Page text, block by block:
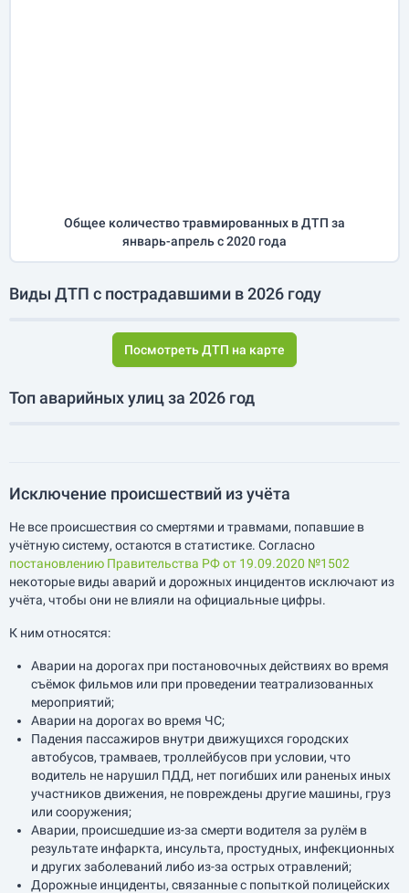
Общее количество травмированных в ДТП за
январь-апрельс 2020 года
Виды ДТП с пострадавшими в 2026 году
Посмотреть ДТП на карте
Топ аварийных улиц за 2026 год
Исключение происшествий из учёта
Не все происшествия со смертями и травмами, попавшие в
учётную систему, остаются в статистике. Согласно
постановлению Правительства РФ от 19.09.2020 №1502
некоторые виды аварий и дорожных инцидентов исключают из
учёта, чтобы они не влияли на официальные цифры.
К ним относятся:
Аварии на дорогах при постановочных действиях во время
съёмок фильмов или при проведении театрализованных
мероприятий;
Аварии на дорогах во время ЧС;
Падения пассажиров внутри движущихся городских
автобусов, трамваев, троллейбусов при условии, что
водитель не нарушил ПДД, нет погибших или раненых иных
участников движения, не повреждены другие машины, груз
или сооружения;
Аварии, происшедшие из-за смерти водителя за рулём в
результате инфаркта, инсульта, простудных, инфекционных
и других заболеваний либо из-за острых отравлений;
Дорожные инциденты, связанные с попыткой полицейских